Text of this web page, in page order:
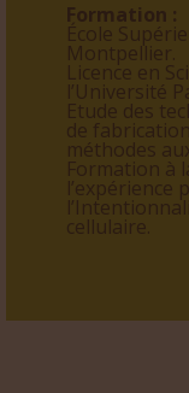
Formation :
École
Montpellier.
Licence en
l’Université
Etude des
de
méthodes
Formation à
l’expérience
cellulaire.